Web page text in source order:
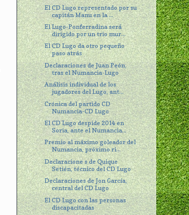
El CD Lugo representado por su
capitán Manu en la ...
El Lugo-Ponferradina será
dirigido por un trio mur...
El CD Lugo da otro pequeño
paso atrás
Declaraciones de Juan Peón,
tras el Numancia-Lugo
Análisis individual de los
jugadores del Lugo, ant...
Crónica del partido CD
Numancia-CD Lugo
El CD Lugo despide 2014 en
Soria, ante el Numancia...
Premio al máximo goleador del
Numancia, próximo ri...
Declaracione s de Quique
Setién, técnico del CD Lugo
Declaraciones de Jon García,
central del CD Lugo
El CD Lugo con las personas
discapacitadas